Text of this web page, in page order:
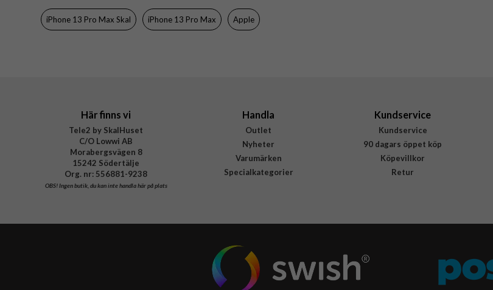
Färg
Material
iPhone 13 Pro Max Skal iPhone 13 Pro Max Apple
Här finns vi
Tele2 by SkalHuset
C/O Lowwi AB
Morabergsvägen 8
15242 Södertälje
Org. nr: 556881-9238
OBS!Ingen butik, du kan inte handla här på plats
Handla
Outlet
Nyheter
Varumärken
Specialkategorier
Kundservice
Kundservice
90 dagars öppet köp
Köpevillkor
Retur